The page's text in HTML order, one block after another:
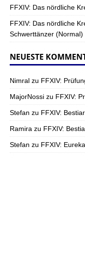
FFXIV: Das nördliche
FFXIV: Das nördliche
Schwerttänzer (Normal)
NEUESTE
Nimral zu FFXIV:
MajorNossi zu FFXIV:
Stefan zu FFXIV:
Ramira zu FFXIV:
Stefan zu FFXIV: